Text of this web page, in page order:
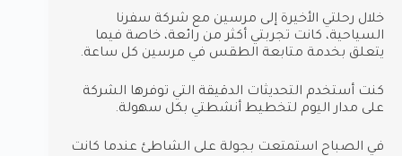
خلال رحلتي الأخيرة إلى مرسين مع شركة سفرنا
السياحية، كانت تجربتي أكثر من رائعة، خاصة فيما
يتعلق بخدمة متابعة الطقس في مرسين كل ساعة.
كنت أستخدم التحديثات الدقيقة التي توفرها الشركة
على مدار اليوم لتخطيط أنشطتي بكل سهولة.
في الصباح استمتعت بجولة على الشاطئ عندما كانت